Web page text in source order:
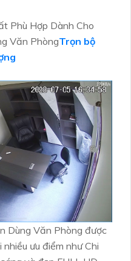
Phù Hợp Dành Cho
Văn PhòngTrọn bộ
Dùng Văn Phòng được
ưu điểm như Chi